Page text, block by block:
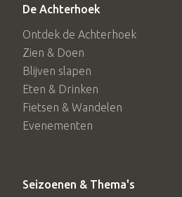
De Achterhoek
Ontdek de Achterhoek
Zien & Doen
Blijven slapen
Eten & Drinken
Fietsen & Wandelen
Evenementen
Seizoenen & Thema's